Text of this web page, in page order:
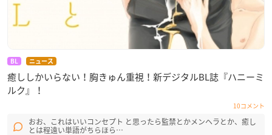
BL ニュース
癒ししかいらない！胸きゅん重視！新デジタルBL誌『ハニーミ
ルク』！
10コメント
おお、これはいいコンセプト と思ったら監禁とかメンヘラとか、癒し
とは程遠い単語がちらほら…